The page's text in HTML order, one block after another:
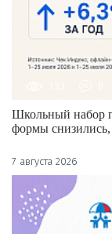
Школьный набор
формы
7 августа 2026